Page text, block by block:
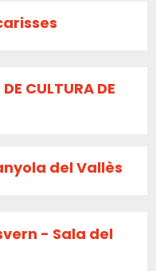
CULTURA DE
del Vallès
- Sala del